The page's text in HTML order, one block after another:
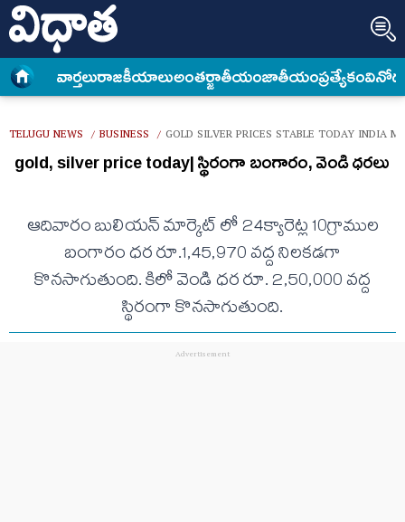
వార్త‌లురాజకీయాలుఅంత‌ర్జాతీయంజాతీయంప్రత్యేకం
TELUGU NEWS / BUSINESS / GOLD SILVER PRICES STABLE TODAY INDIA
gold, silver price today| స్థిరంగా బంగారం, వెండి ధరలు
ఆదివారం బులియన్ మార్కెట్ లో 24క్యారెట్ల 10గ్రాముల
బంగారం ధర రూ.1,45,970 వద్ద నిలకడగా
కొనసాగుతుంది. కిలో వెండి ధర రూ. 2,50,000 వద్ద
స్థిరంగా కొనసాగుతుంది.